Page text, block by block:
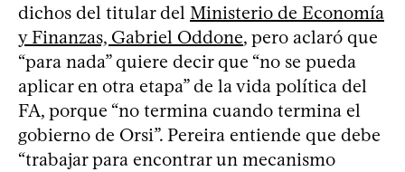
dichos del titular del Ministerio de Economía
y Finanzas, Gabriel Oddone, pero aclaró que
“para nada” quiere decir que “no se pueda
aplicar en otra etapa” de la vida política del
FA, porque “no termina cuando termina el
gobierno de Orsi”. Pereira entiende que debe
“trabajar para encontrar un mecanismo